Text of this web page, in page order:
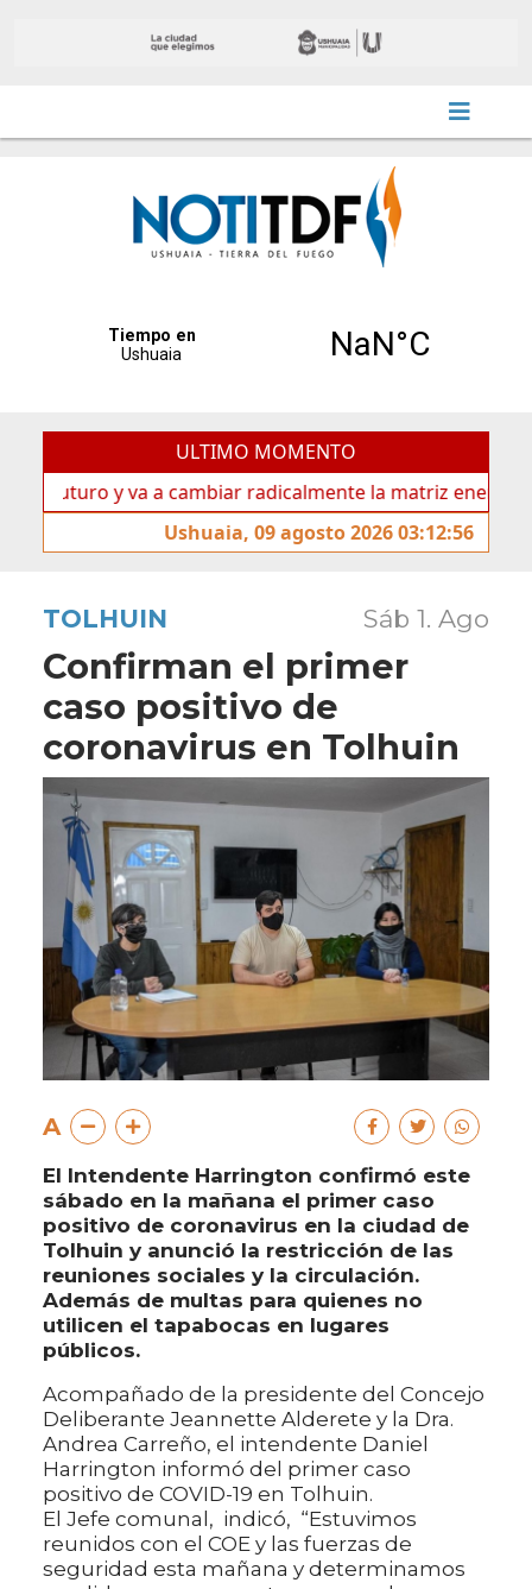
ULTIMO MOMENTO
y va a cambiar radicalmente la matriz energética de
Ushuaia, 09 agosto 2026 03:12:56
TOLHUIN Sáb 1. Ago
Confirman el primer
caso positivo de
coronavirus en Tolhuin
A
El Intendente Harrington confirmó este
sábado en la mañana el primer caso
positivo de coronavirus en la ciudad de
Tolhuin y anunció la restricción de las
reuniones sociales y la circulación.
Además de multas para quienes no
utilicen el tapabocas en lugares
públicos.
Acompañado de la presidente del Concejo
Deliberante Jeannette Alderete y la Dra.
Andrea Carreño, el intendente Daniel
Harrington informó del primer caso
positivo de COVID-19 en Tolhuin.
El Jefe comunal, indicó, “Estuvimos
reunidos con el COE y las fuerzas de
seguridad esta mañana y determinamos